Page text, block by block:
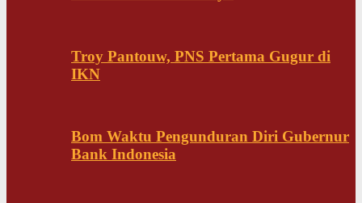
Troy Pantouw, PNS Pertama Gugur di
IKN
Bom Waktu Pengunduran Diri Gubernur
Bank Indonesia